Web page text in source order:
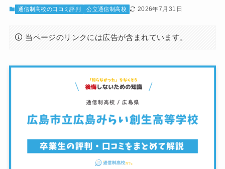
通信制高校の口コミ評判 公立通信制高校 2026年7月31日
当ページのリンクには広告が含まれています。